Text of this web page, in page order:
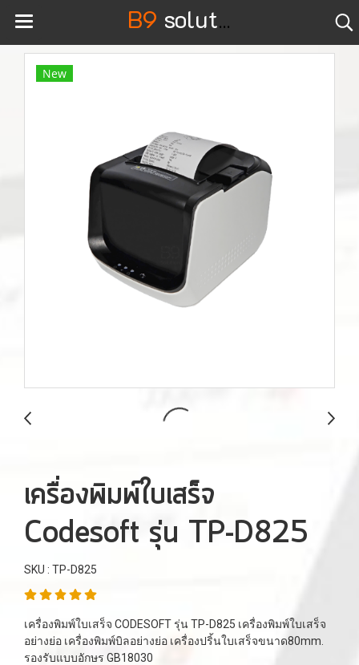
B9 solution
New
เครื่องพิมพ์ใบเสร็จ
Codesoft รุ่น TP-D825
SKU : TP-D825
เครื่องพิมพ์ใบเสร็จ CODESOFT รุ่น TP-D825 เครื่องพิมพ์ใบเสร็จ
อย่างย่อ เครื่องพิมพ์บิลอย่างย่อ เครื่องปริ้นใบเสร็จขนาด80mm.
รองรับแบบอักษร GB18030